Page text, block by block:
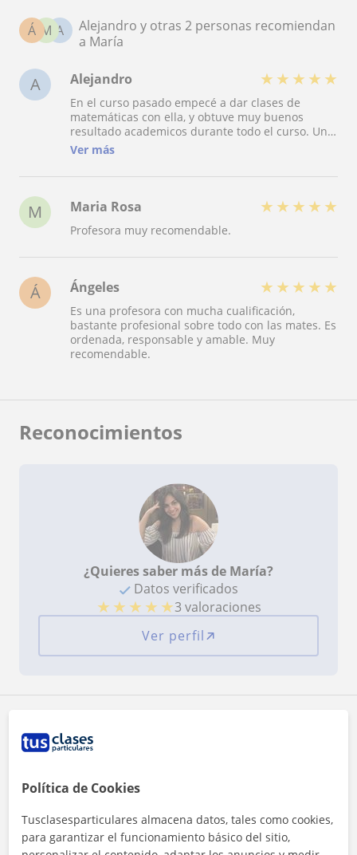
A
M
Á
Alejandro y otras 2 personas recomiendan
a María
A Alejandro ★ ★ ★ ★ ★
En el curso pasado empecé a dar clases de
matemáticas con ella, y obtuve muy buenos
resultado academicos durante todo el curso. Una
de las cosas que mas me gustaba de ella, es que
ninguna duda de lo que estaba estudiando ese
Ver más
M Maria Rosa ★ ★ ★ ★ ★
Profesora muy recomendable.
Á Ángeles ★ ★ ★ ★ ★
Es una profesora con mucha cualificación,
bastante profesional sobre todo con las mates. Es
ordenada, responsable y amable. Muy
recomendable.
Reconocimientos
¿Quieres saber más de María?
Datos verificados
★ ★ ★ ★ ★3 valoraciones
Ver perfil
Zona de María
San Juan de Aznalfarache
Política de Cookies
Tusclasesparticulares almacena datos, tales como cookies,
para garantizar el funcionamiento básico del sitio,